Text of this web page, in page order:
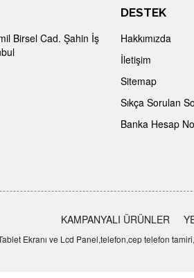
Birsel Cad. Şahin İş
DESTEK
Hakkımızda
İletişim
Sitemap
Sıkça Sorulan
Banka Hesap No
KAMPANYALI ÜRÜNLER
Ekranı ve Lcd Panel,telefon,cep telefon